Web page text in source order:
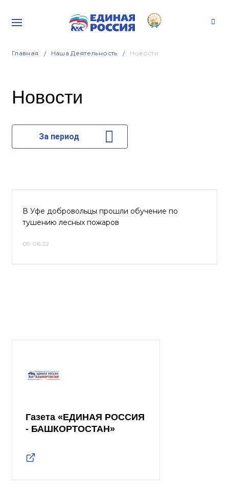
Главная Наша Деятельность Новости
Новости
За период
В Уфе добровольцы прошли обучение по
тушению лесных пожаров
09.06.22
Газета «ЕДИНАЯ РОССИЯ
- БАШКОРТОСТАН»